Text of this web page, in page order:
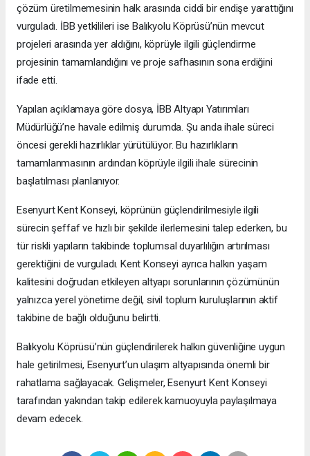
çözüm üretilmemesinin halk arasında ciddi bir endişe yarattığını
vurguladı. İBB yetkilileri ise Balıkyolu Köprüsü’nün mevcut
projeleri arasında yer aldığını, köprüyle ilgili güçlendirme
projesinin tamamlandığını ve proje safhasının sona erdiğini
ifade etti.
Yapılan açıklamaya göre dosya, İBB Altyapı Yatırımları
Müdürlüğü’ne havale edilmiş durumda. Şu anda ihale süreci
öncesi gerekli hazırlıklar yürütülüyor. Bu hazırlıkların
tamamlanmasının ardından köprüyle ilgili ihale sürecinin
başlatılması planlanıyor.
Esenyurt Kent Konseyi, köprünün güçlendirilmesiyle ilgili
sürecin şeffaf ve hızlı bir şekilde ilerlemesini talep ederken, bu
tür riskli yapıların takibinde toplumsal duyarlılığın artırılması
gerektiğini de vurguladı. Kent Konseyi ayrıca halkın yaşam
kalitesini doğrudan etkileyen altyapı sorunlarının çözümünün
yalnızca yerel yönetime değil, sivil toplum kuruluşlarının aktif
takibine de bağlı olduğunu belirtti.
Balıkyolu Köprüsü’nün güçlendirilerek halkın güvenliğine uygun
hale getirilmesi, Esenyurt’un ulaşım altyapısında önemli bir
rahatlama sağlayacak. Gelişmeler, Esenyurt Kent Konseyi
tarafından yakından takip edilerek kamuoyuyla paylaşılmaya
devam edecek.